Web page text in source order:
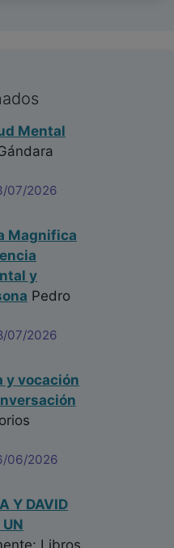
Mental
07/2026
Magnifica
y
Pedro
07/2026
y vocación
06/2026
Y DAVID
UN